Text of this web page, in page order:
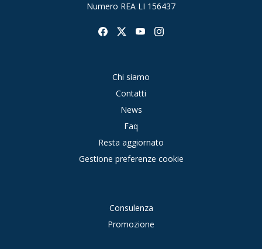
Numero REA LI 156437
Chi siamo
Contatti
News
Faq
Resta aggiornato
Gestione preferenze cookie
Consulenza
Promozione